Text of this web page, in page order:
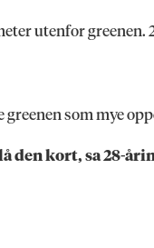
utenfor
som mye
den kort, sa 28-